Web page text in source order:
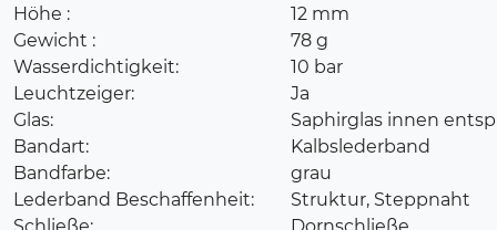
Höhe :
12 mm
Gewicht :
78 g
Wasserdichtigkeit:
10 bar
Leuchtzeiger:
Ja
Glas:
Saphirglas innen
Bandart:
Kalbslederband
Bandfarbe:
grau
Lederband Beschaffenheit:
Struktur, Steppnaht